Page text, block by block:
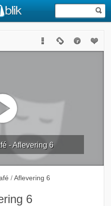
- Aflevering 6
/ Aflevering 6
6